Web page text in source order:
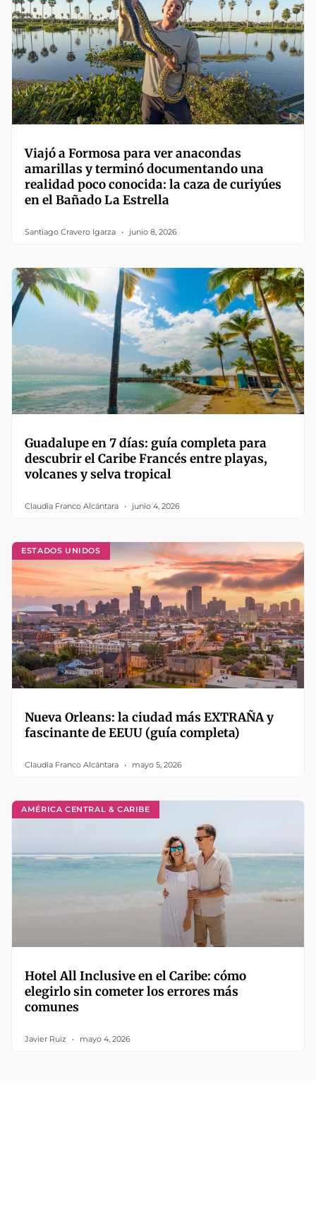
Viajó a Formosa para ver anacondas
amarillas y terminó documentando una
realidad poco conocida: la caza de curiyúes
en el Bañado La Estrella
Santiago Cravero Igarza junio 8, 2026
Guadalupe en 7 días: guía completa para
descubrir el Caribe Francés entre playas,
volcanes y selva tropical
Claudia Franco Alcántara junio 4, 2026
ESTADOS UNIDOS
Nueva Orleans: la ciudad más EXTRAÑA y
fascinante de EEUU (guía completa)
Claudia Franco Alcántara mayo 5, 2026
AMÉRICA CENTRAL & CARIBE
Hotel All Inclusive en el Caribe: cómo
elegirlo sin cometer los errores más
comunes
Javier Ruiz mayo 4, 2026